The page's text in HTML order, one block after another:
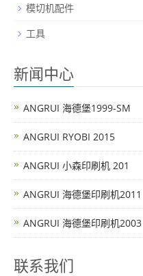
模切机配件
工具
新闻中心
ANGRUI 海德堡1999-SM
ANGRUI RYOBI 2015
ANGRUI 小森印刷机 201
ANGRUI 海德堡印刷机2011
ANGRUI 海德堡印刷机2003
联系我们